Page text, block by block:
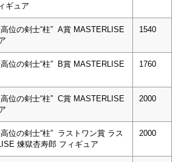
ギュア
位の剣士“柱” A賞 MASTERLISE
1540
位の剣士“柱” B賞 MASTERLISE
1760
位の剣士“柱” C賞 MASTERLISE
2000
位の剣士“柱” ラストワン賞 ラス
煉獄杏寿郎 フィギュア
2000